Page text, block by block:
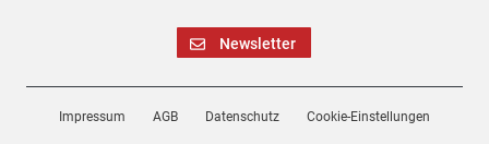
Newsletter
Impressum AGB Datenschutz Cookie-Einstellungen